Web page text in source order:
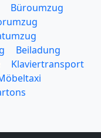
Büroumzug
Beiladung
Klaviertransport